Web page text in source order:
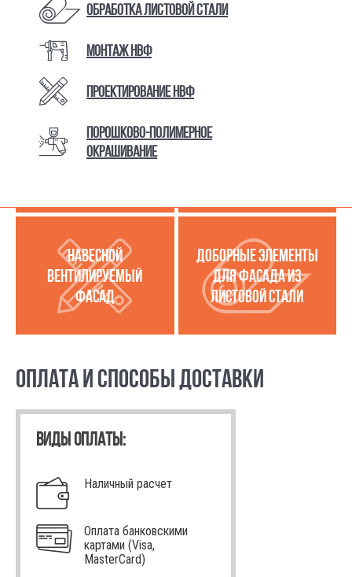
Обработка листовой стали
Монтаж НВФ
Проектирование НВФ
Порошково-полимерное
окрашивание
КАТАЛОГ ТОВАРОВ И УСЛУГ
УСЛУГИ ПО РАБОТЕ С
ЛИСТОВОЙ СТАЛЬЮ
МЕТАЛЛОКАССЕТЫ
НАВЕСНОЙ
ВЕНТИЛИРУЕМЫЙ
ФАСАД
ДОБОРНЫЕ ЭЛЕМЕНТЫ
ДЛЯ ФАСАДА ИЗ
ЛИСТОВОЙ СТАЛИ
ОПЛАТА И СПОСОБЫ ДОСТАВКИ
ВИДЫ ОПЛАТЫ:
Наличный расчет
Оплата банковскими
картами (Visa,
MasterCard)